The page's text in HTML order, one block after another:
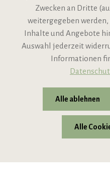
Informationen
Support
* Alle Preise inkl. gesetzl.
Zwecken an Dritte
weitergegeben werden,
Inhalte und Angebote
Auswahl jederzeit
Informationen
Alle ablehnen
Alle